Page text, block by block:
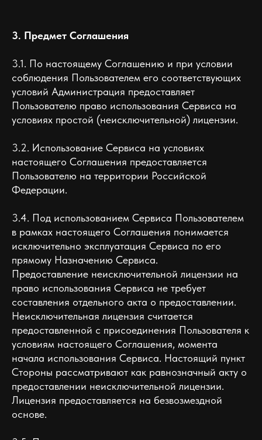
3. Предмет Соглашения
3.1. По настоящему Соглашению и при условии
соблюдения Пользователем его соответствующих
условий Администрация предоставляет
Пользователю право использования Сервиса на
условиях простой (неисключительной) лицензии.
3.2. Использование Сервиса на условиях
настоящего Соглашения предоставляется
Пользователю на территории Российской
Федерации.
3.4. Под использованием Сервиса Пользователем
в рамках настоящего Соглашения понимается
исключительно эксплуатация Сервиса по его
прямому Назначению Сервиса.
Предоставление неисключительной лицензии на
право использования Сервиса не требует
составления отдельного акта о предоставлении.
Неисключительная лицензия считается
предоставленной с присоединения Пользователя к
условиям настоящего Соглашения, момента
начала использования Сервиса. Настоящий пункт
Стороны рассматривают как равнозначный акту о
предоставлении неисключительной лицензии.
Лицензия предоставляется на безвозмездной
основе.